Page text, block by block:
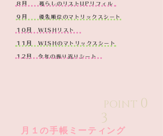
8月 暮らしのリストUPリフィル
9月 優先順位のマトリックスシート
10月 WISHリスト
11月 WISHのマトリックスシート
12月 今年の振り返りシート
​月１の手帳ミーティング
POINT 0
3